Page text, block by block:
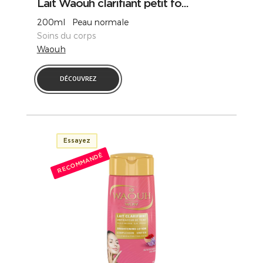
Lait Waouh clarifiant petit fo...
200ml Peau normale
Soins du corps
Waouh
DÉCOUVREZ
Essayez
RECOMMANDÉ